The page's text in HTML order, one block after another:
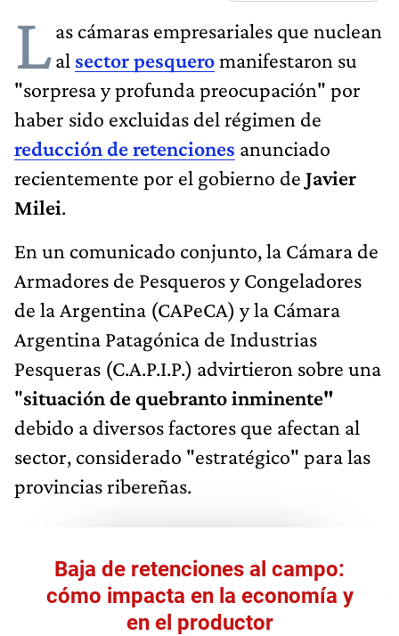
Las cámaras empresariales que nuclean
al sector pesqueromanifestaron su
"sorpresa y profunda preocupación" por
haber sido excluidas del régimen de
reducción de retenciones anunciado
recientemente por el gobierno de Javier
Milei.
En un comunicado conjunto, la Cámara de
Armadores de Pesqueros y Congeladores
de la Argentina (CAPeCA) y la Cámara
Argentina Patagónica de Industrias
Pesqueras (C.A.P.I.P.) advirtieron sobre una
"situación de quebranto inminente"
debido a diversos factores que afectan al
sector, considerado "estratégico" para las
provincias ribereñas.
Baja de retenciones al campo:
cómo impacta en la economía y
en el productor